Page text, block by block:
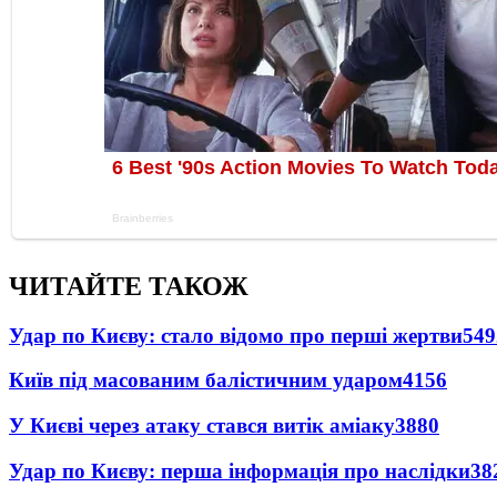
ЧИТАЙТЕ ТАКОЖ
Удар по Києву: стало відомо про перші жертви
Київ під масованим балістичним ударом4156
У Києві через атаку стався витік аміаку3880
Удар по Києву: перша інформація про наслідки